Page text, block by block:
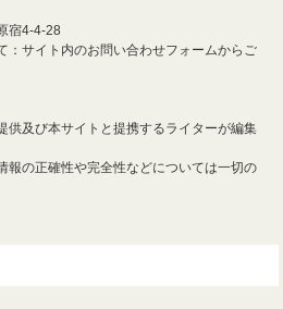
宿4-4-28
：サイト内のお問い合わせフォームからご
供及び本サイトと提携するライターが編集
報の正確性や完全性などについては一切の